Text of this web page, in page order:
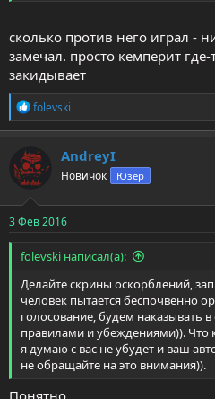
сколько против него играл -
замечал. просто кемперит
закидывает
Р
е
а
ц
и
и
:
folevski
AndreyI
Новичок Юзер
3 Фев 2016
folevski написал(а):
Делайте скрины оскорблений,
человек пытается беспочвенно
голосование, будем наказывать
правилами и убеждениями)). Что
я думаю с вас не убудет и ваш
не обращайте на это внимания)).
Понятно